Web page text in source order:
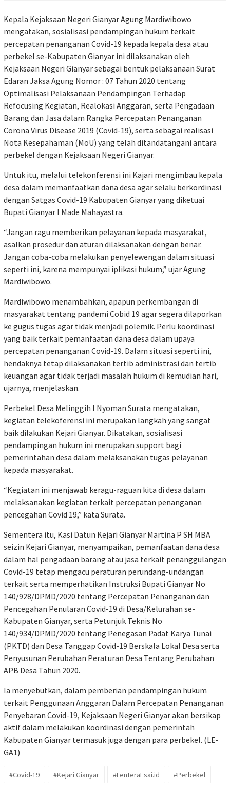
Kepala Kejaksaan Negeri Gianyar Agung Mardiwibowo
mengatakan, sosialisasi pendampingan hukum terkait
percepatan penanganan Covid-19 kepada kepala desa atau
perbekel se-Kabupaten Gianyar ini dilaksanakan oleh
Kejaksaan Negeri Gianyar sebagai bentuk pelaksanaan Surat
Edaran Jaksa Agung Nomor : 07 Tahun 2020 tentang
Optimalisasi Pelaksanaan Pendampingan Terhadap
Refocusing Kegiatan, Realokasi Anggaran, serta Pengadaan
Barang dan Jasa dalam Rangka Percepatan Penanganan
Corona Virus Disease 2019 (Covid-19), serta sebagai realisasi
Nota Kesepahaman (MoU) yang telah ditandatangani antara
perbekel dengan Kejaksaan Negeri Gianyar.
Untuk itu, melalui telekonferensi ini Kajari mengimbau kepala
desa dalam memanfaatkan dana desa agar selalu berkordinasi
dengan Satgas Covid-19 Kabupaten Gianyar yang diketuai
Bupati Gianyar I Made Mahayastra.
“Jangan ragu memberikan pelayanan kepada masyarakat,
asalkan prosedur dan aturan dilaksanakan dengan benar.
Jangan coba-coba melakukan penyelewengan dalam situasi
seperti ini, karena mempunyai iplikasi hukum,” ujar Agung
Mardiwibowo.
Mardiwibowo menambahkan, apapun perkembangan di
masyarakat tentang pandemi Cobid 19 agar segera dilaporkan
ke gugus tugas agar tidak menjadi polemik. Perlu koordinasi
yang baik terkait pemanfaatan dana desa dalam upaya
percepatan penanganan Covid-19. Dalam situasi seperti ini,
hendaknya tetap dilaksanakan tertib administrasi dan tertib
keuangan agar tidak terjadi masalah hukum di kemudian hari,
ujarnya, menjelaskan.
Perbekel Desa Melinggih I Nyoman Surata mengatakan,
kegiatan telekoferensi ini merupakan langkah yang sangat
baik dilakukan Kejari Gianyar. Dikatakan, sosialisasi
pendampingan hukum ini merupakan support bagi
pemerintahan desa dalam melaksanakan tugas pelayanan
kepada masyarakat.
“Kegiatan ini menjawab keragu-raguan kita di desa dalam
melaksanakan kegiatan terkait percepatan penanganan
pencegahan Covid 19,” kata Surata.
Sementera itu, Kasi Datun Kejari Gianyar Martina P SH MBA
seizin Kejari Gianyar, menyampaikan, pemanfaatan dana desa
dalam hal pengadaan barang atau jasa terkait penanggulangan
Covid-19 tetap mengacu peraturan perundang-undangan
terkait serta memperhatikan Instruksi Bupati Gianyar No
140/928/DPMD/2020 tentang Percepatan Penanganan dan
Pencegahan Penularan Covid-19 di Desa/Kelurahan se-
Kabupaten Gianyar, serta Petunjuk Teknis No
140/934/DPMD/2020 tentang Penegasan Padat Karya Tunai
(PKTD) dan Desa Tanggap Covid-19 Berskala Lokal Desa serta
Penyusunan Perubahan Peraturan Desa Tentang Perubahan
APB Desa Tahun 2020.
Ia menyebutkan, dalam pemberian pendampingan hukum
terkait Penggunaan Anggaran Dalam Percepatan Penanganan
Penyebaran Covid-19, Kejaksaan Negeri Gianyar akan bersikap
aktif dalam melakukan koordinasi dengan pemerintah
Kabupaten Gianyar termasuk juga dengan para perbekel. (LE-
GA1)
#Covid-19 #Kejari Gianyar #LenteraEsai.id #Perbekel